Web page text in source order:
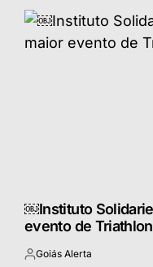
￼Instituto
evento de
Postado
Goiás Alerta